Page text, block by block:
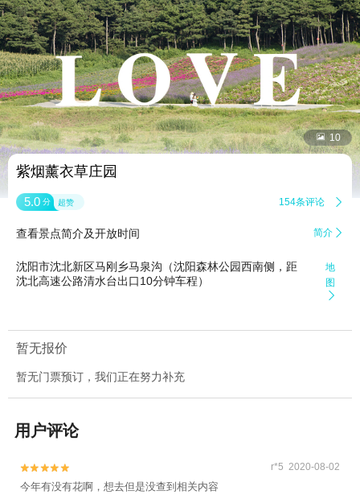
 10
紫烟薰衣草庄园
5.0 分 超赞 154条评论 
查看景点简介及开放时间 简介 
沈阳市沈北新区马刚乡马泉沟（沈阳森林公园西南侧，距
沈北高速公路清水台出口10分钟车程）
地
图

暂无报价
暂无门票预订，我们正在努力补充
用户评论

 r*5 2020-08-02
今年有没有花啊，想去但是没查到相关内容
